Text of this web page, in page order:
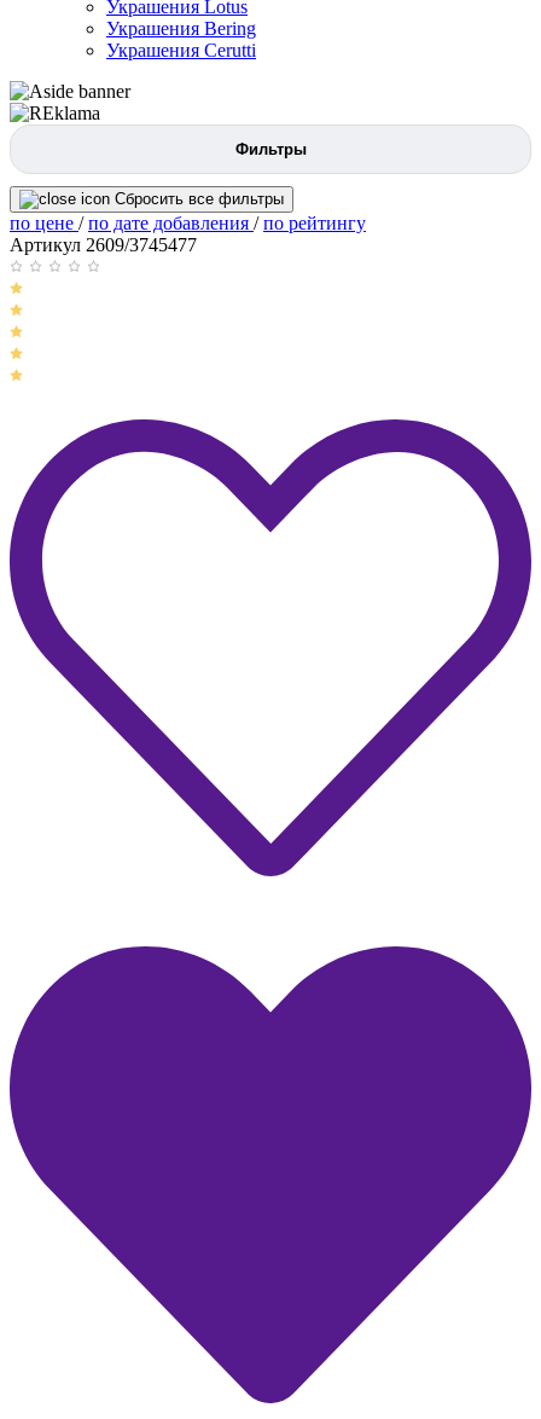
Украшения Lotus
Украшения Bering
Украшения Cerutti
Фильтры
Сбросить все фильтры
по цене /по дате добавления /по рейтингу
Артикул 2609/3745477